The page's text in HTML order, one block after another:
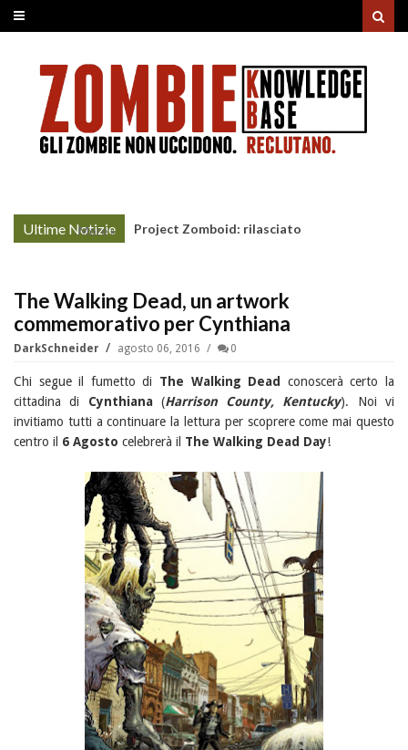
Ultime Notizie
More »
Project Zomboid: rilasciato
The Walking Dead, un artwork
commemorativo per Cynthiana
DarkSchneider agosto 06, 2016 0
Chi segue il fumetto di The Walking Dead
conoscerà certo la
cittadina di Cynthiana(Harrison County, Kentucky). Noi vi
invitiamo tutti a continuare la lettura per scoprere come mai questo
centro il 6 Agosto celebrerà il The Walking Dead Day!